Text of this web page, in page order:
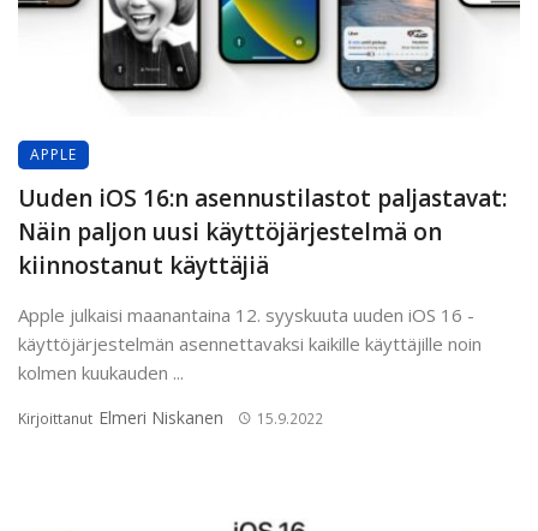
APPLE
Uuden iOS 16:n asennustilastot paljastavat:
Näin paljon uusi käyttöjärjestelmä on
kiinnostanut käyttäjiä
Apple julkaisi maanantaina 12. syyskuuta uuden iOS 16 -
käyttöjärjestelmän asennettavaksi kaikille käyttäjille noin
kolmen kuukauden ...
Kirjoittanut Elmeri Niskanen 15.9.2022